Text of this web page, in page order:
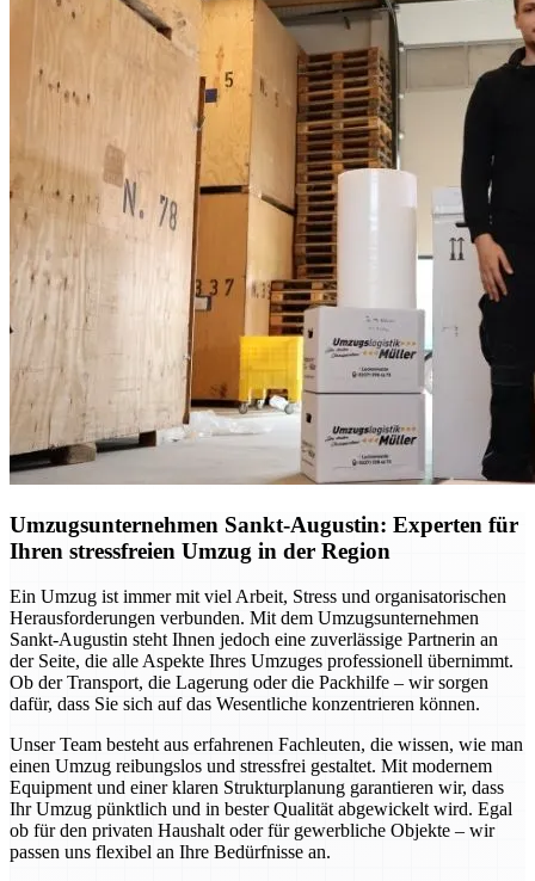
Umzugsunternehmen Sankt-Augustin: Experten für
Ihren stressfreien Umzug in der Region
Ein Umzug ist immer mit viel Arbeit, Stress und organisatorischen
Herausforderungen verbunden. Mit dem Umzugsunternehmen
Sankt-Augustin steht Ihnen jedoch eine zuverlässige Partnerin an
der Seite, die alle Aspekte Ihres Umzuges professionell übernimmt.
Ob der Transport, die Lagerung oder die Packhilfe – wir sorgen
dafür, dass Sie sich auf das Wesentliche konzentrieren können.
Unser Team besteht aus erfahrenen Fachleuten, die wissen, wie man
einen Umzug reibungslos und stressfrei gestaltet. Mit modernem
Equipment und einer klaren Strukturplanung garantieren wir, dass
Ihr Umzug pünktlich und in bester Qualität abgewickelt wird. Egal
ob für den privaten Haushalt oder für gewerbliche Objekte – wir
passen uns flexibel an Ihre Bedürfnisse an.